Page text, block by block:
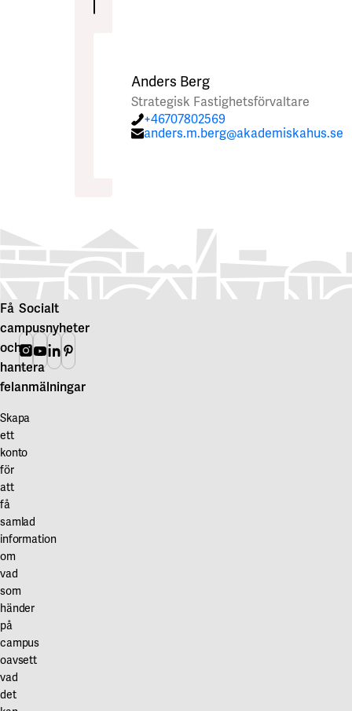
Anders Berg
Strategisk Fastighetsförvaltare
+46707802569
anders.m.berg@akademiskahus.se
Få
campusnyheter
och
hantera
felanmälningar
Skapa
ett
konto
för
att
få
samlad
information
om
vad
som
händer
på
campus
oavsett
vad
det
Socialt
Instagram
Youtube
Linkedin
Pinterest